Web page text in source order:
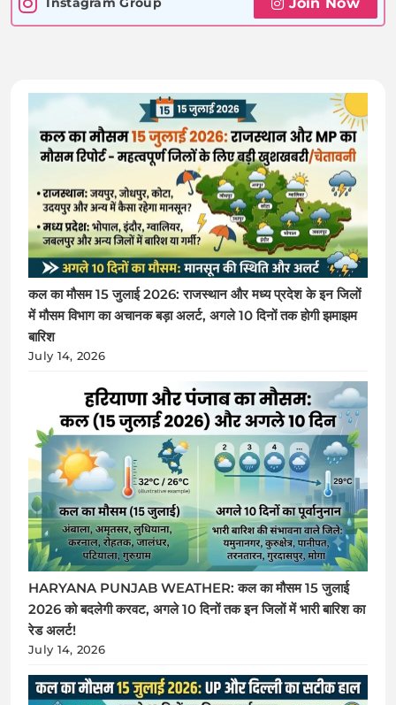
कल का मौसम 15 जुलाई 2026: राजस्थान और मध्य प्रदेश के इन जिलों
में मौसम विभाग का अचानक बड़ा अलर्ट, अगले 10 दिनों तक होगी झमाझम
बारिश
July 14, 2026
HARYANA PUNJAB WEATHER: कल का मौसम 15 जुलाई
2026 को बदलेगी करवट, अगले 10 दिनों तक इन जिलों में भारी बारिश का
रेड अलर्ट!
July 14, 2026